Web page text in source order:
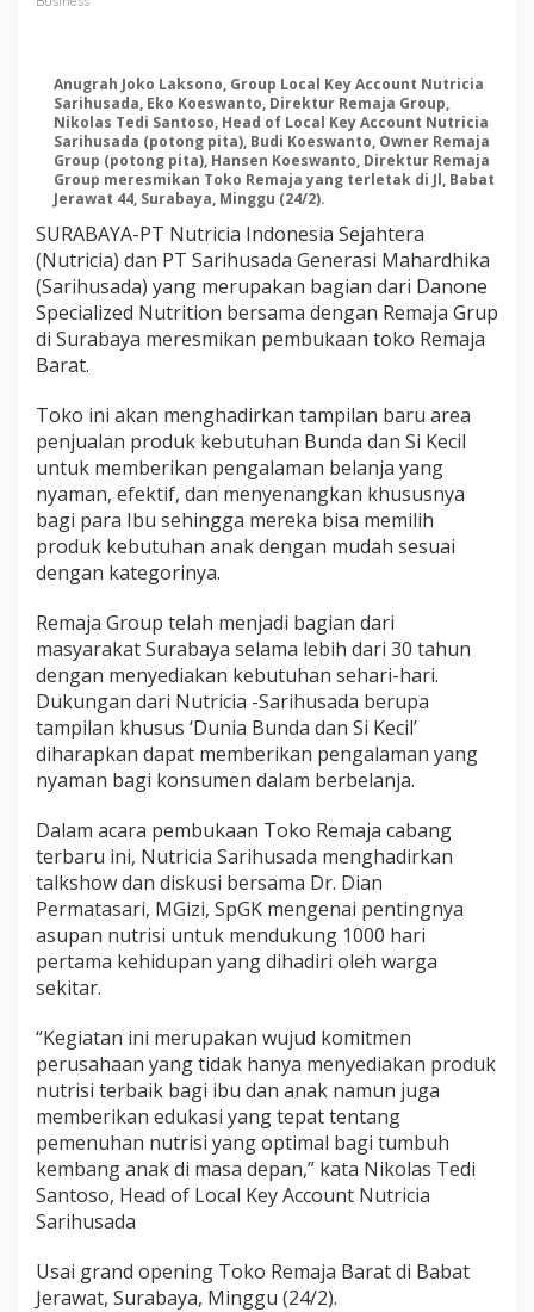
Anugrah Joko Laksono, Group Local Key Account Nutricia
Sarihusada, Eko Koeswanto, Direktur Remaja Group,
Nikolas Tedi Santoso, Head of Local Key Account Nutricia
Sarihusada (potong pita), Budi Koeswanto, Owner Remaja
Group (potong pita), Hansen Koeswanto, Direktur Remaja
Group meresmikan Toko Remaja yang terletak di Jl, Babat
Jerawat 44, Surabaya, Minggu (24/2).
SURABAYA-PT Nutricia Indonesia Sejahtera
(Nutricia) dan PT Sarihusada Generasi Mahardhika
(Sarihusada) yang merupakan bagian dari Danone
Specialized Nutrition bersama dengan Remaja Grup
di Surabaya meresmikan pembukaan toko Remaja
Barat.
Toko ini akan menghadirkan tampilan baru area
penjualan produk kebutuhan Bunda dan Si Kecil
untuk memberikan pengalaman belanja yang
nyaman, efektif, dan menyenangkan khususnya
bagi para Ibu sehingga mereka bisa memilih
produk kebutuhan anak dengan mudah sesuai
dengan kategorinya.
Remaja Group telah menjadi bagian dari
masyarakat Surabaya selama lebih dari 30 tahun
dengan menyediakan kebutuhan sehari-hari.
Dukungan dari Nutricia -Sarihusada berupa
tampilan khusus ‘Dunia Bunda dan Si Kecil’
diharapkan dapat memberikan pengalaman yang
nyaman bagi konsumen dalam berbelanja.
Dalam acara pembukaan Toko Remaja cabang
terbaru ini, Nutricia Sarihusada menghadirkan
talkshow dan diskusi bersama Dr. Dian
Permatasari, MGizi, SpGK mengenai pentingnya
asupan nutrisi untuk mendukung 1000 hari
pertama kehidupan yang dihadiri oleh warga
sekitar.
“Kegiatan ini merupakan wujud komitmen
perusahaan yang tidak hanya menyediakan produk
nutrisi terbaik bagi ibu dan anak namun juga
memberikan edukasi yang tepat tentang
pemenuhan nutrisi yang optimal bagi tumbuh
kembang anak di masa depan,” kata Nikolas Tedi
Santoso, Head of Local Key Account Nutricia
Sarihusada
Usai grand opening Toko Remaja Barat di Babat
Jerawat, Surabaya, Minggu (24/2).